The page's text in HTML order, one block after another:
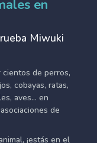
en
Miwuki
de perros,
cobayas, ratas,
aves... en
de
¡estás en el